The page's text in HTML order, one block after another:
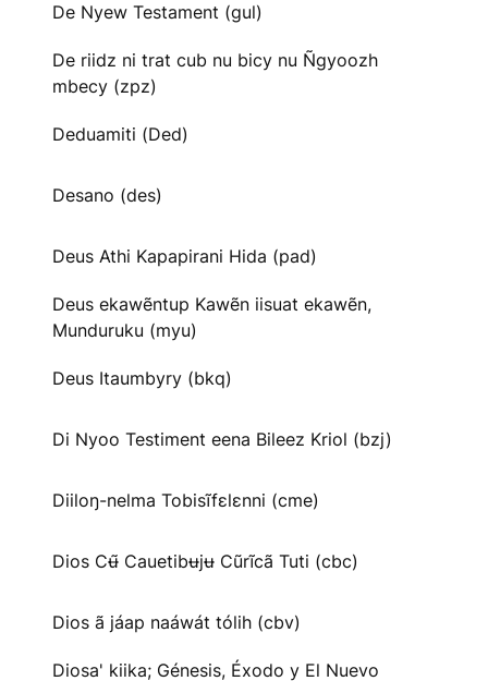
De Nyew Testament (gul)
De riidz ni trat cub nu bicy nu Ñgyoozh
mbecy (zpz)
Deduamiti (Ded)
Desano (des)
Deus Athi Kapapirani Hida (pad)
Deus ekawẽntup Kawẽn iisuat ekawẽn,
Munduruku (myu)
Deus Itaumbyry (bkq)
Di Nyoo Testiment eena Bileez Kriol (bzj)
Diiloŋ-nelma Tobisĩfɛlɛnni (cme)
Dios Cʉ̃ Cauetibʉjʉ Cũrĩcã Tuti (cbc)
Dios ã jáap naáwát tólih (cbv)
Diosa' kiika; Génesis, Éxodo y El Nuevo